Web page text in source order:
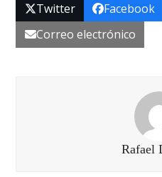
Twitter Facebook
Correo electrónico
Rafael